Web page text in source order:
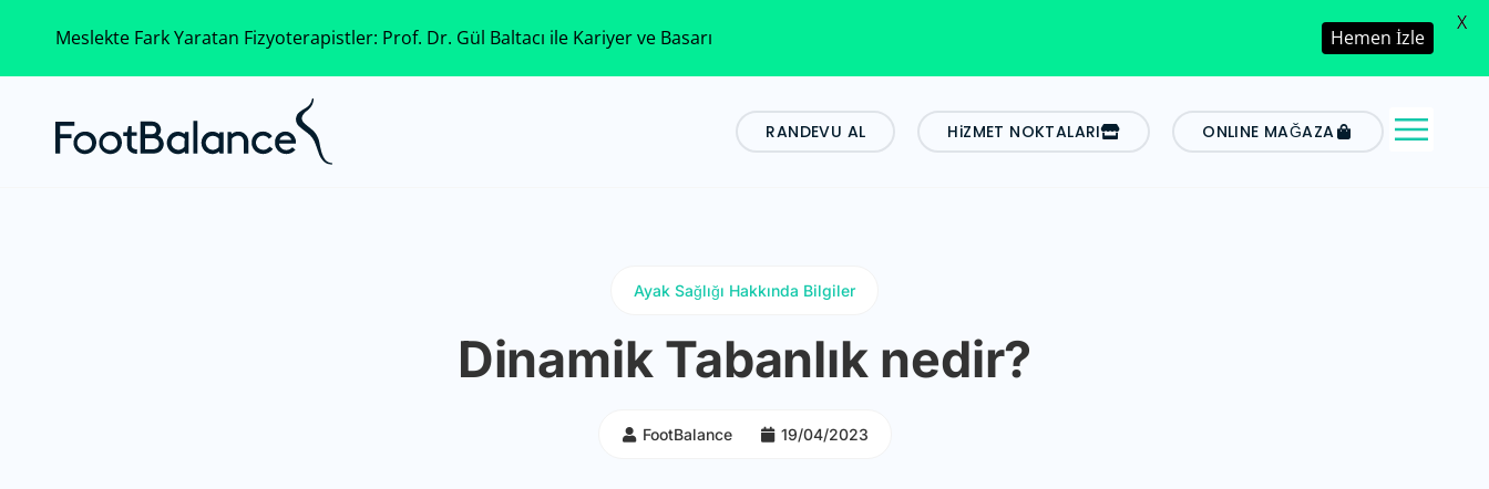
RANDEVU AL HiZMET NOKTALARI ONLINE MAĞAZA
Ayak Sağlığı Hakkında Bilgiler
Dinamik Tabanlık nedir?
FootBalance 19/04/2023
Meslekte Fark Yaratan Fizyoterapistler: Prof. Dr. Gül Baltacı ile Kariyer ve Basarı Hemen İzle
X